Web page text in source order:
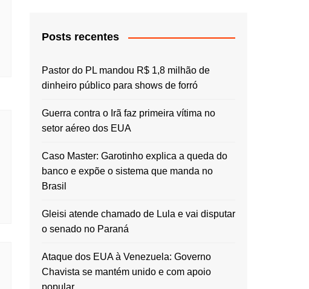
Posts recentes
Pastor do PL mandou R$ 1,8 milhão de
dinheiro público para shows de forró
Guerra contra o Irã faz primeira vítima no
setor aéreo dos EUA
Caso Master: Garotinho explica a queda do
banco e expõe o sistema que manda no
Brasil
Gleisi atende chamado de Lula e vai disputar
o senado no Paraná
Ataque dos EUA à Venezuela: Governo
Chavista se mantém unido e com apoio
popular